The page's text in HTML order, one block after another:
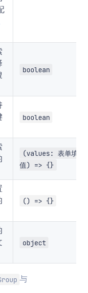
boolean
boolean
(values: 表单填写
值) => {}
() => {}
object
与